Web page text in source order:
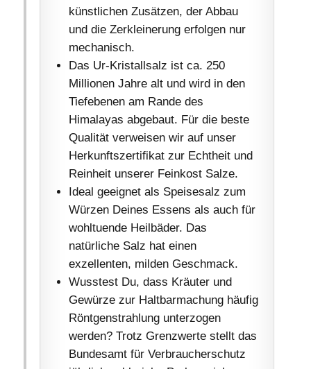
künstlichen Zusätzen, der Abbau
und die Zerkleinerung erfolgen nur
mechanisch.
Das Ur-Kristallsalz ist ca. 250
Millionen Jahre alt und wird in den
Tiefebenen am Rande des
Himalayas abgebaut. Für die beste
Qualität verweisen wir auf unser
Herkunftszertifikat zur Echtheit und
Reinheit unserer Feinkost Salze.
Ideal geeignet als Speisesalz zum
Würzen Deines Essens als auch für
wohltuende Heilbäder. Das
natürliche Salz hat einen
exzellenten, milden Geschmack.
Wusstest Du, dass Kräuter und
Gewürze zur Haltbarmachung häufig
Röntgenstrahlung unterzogen
werden? Trotz Grenzwerte stellt das
Bundesamt für Verbraucherschutz